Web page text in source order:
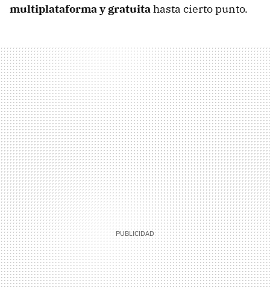
multiplataforma y gratuitahasta cierto punto.